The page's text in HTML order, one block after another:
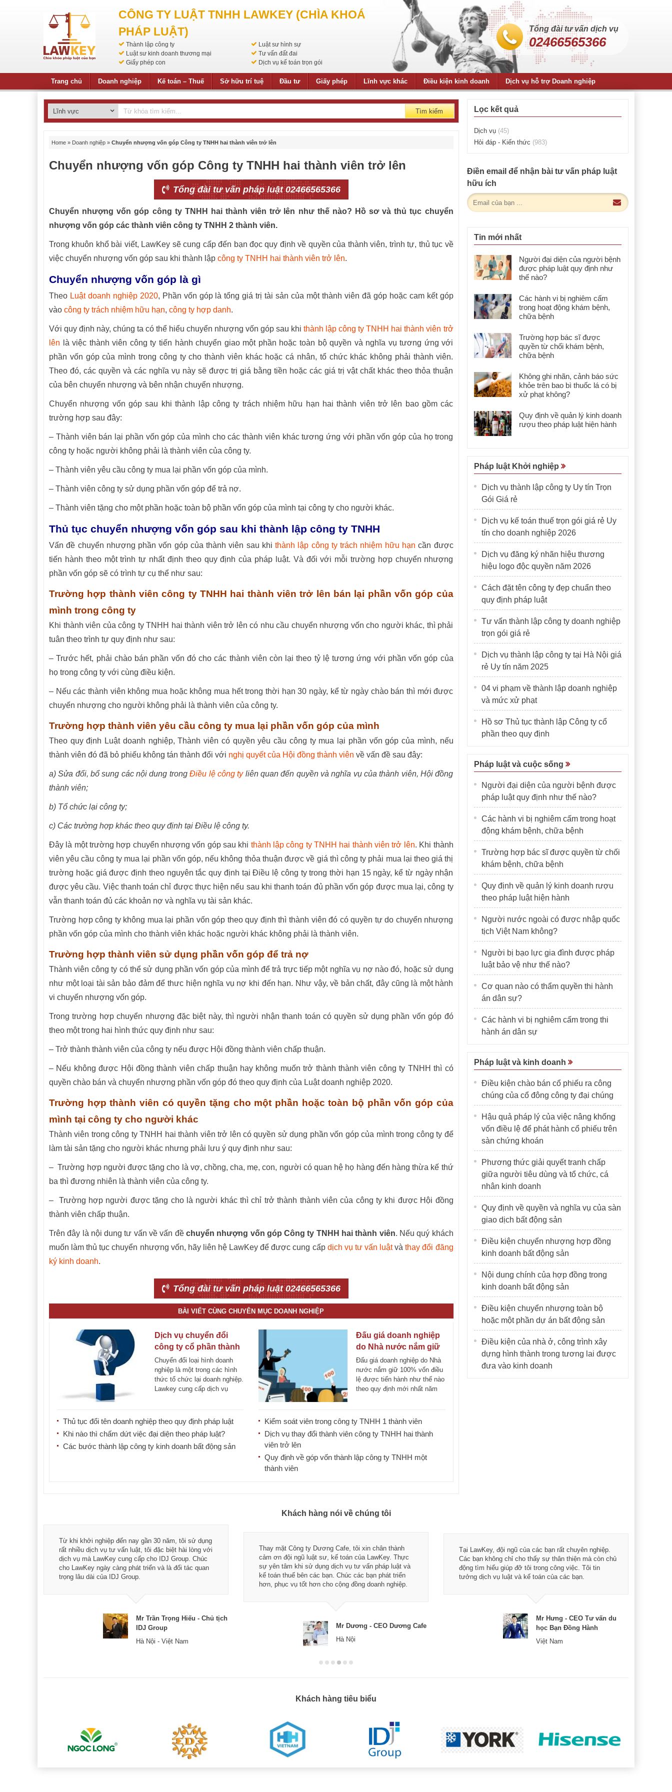
CÔNG TY LUẬT TNHH LAWKEY (CHÌA KHOÁ
PHÁP LUẬT)
Thành lập công ty
Luật sư hình sự
Luật sư kinh doanh thương mại
Tư vấn đất đai
Giấy phép con
Dịch vụ kế toán trọn gói
Tổng đài tư vấn dịch vụ
02466565366
Trang chủ Doanh nghiệp Kế toán – Thuế Sở hữu trí tuệ Đầu tư Giấy phép Lĩnh vực khác Điều kiện kinh doanh Dịch vụ hỗ trợ Doanh nghiệp
Tìm kiếm
Home » Doanh nghiệp » Chuyển nhượng vốn góp Công ty TNHH hai thành viên trở lên
Chuyển nhượng vốn góp Công ty TNHH hai thành viên trở lên
Tổng đài tư vấn pháp luật 02466565366
Chuyển nhượng vốn góp công ty TNHH hai thành viên trở lên như thế nào? Hồ sơ và thủ tục chuyển
nhượng vốn góp các thành viên công ty TNHH 2 thành viên.
Trong khuôn khổ bài viết, LawKey sẽ cung cấp đến bạn đọc quy định về quyền của thành viên, trình tự, thủ tục về
việc chuyển nhượng vốn góp sau khi thành lập công ty TNHH hai thành viên trở lên.
Chuyển nhượng vốn góp là gì
Theo Luật doanh nghiệp 2020, Phần vốn góp là tổng giá trị tài sản của một thành viên đã góp hoặc cam kết góp
vào công ty trách nhiệm hữu hạn, công ty hợp danh.
Với quy định này, chúng ta có thể hiểu chuyển nhượng vốn góp sau khithành lập công ty TNHH hai thành viên trở
lên là việc thành viên công ty tiến hành chuyển giao một phần hoặc toàn bộ quyền và nghĩa vụ tương ứng với
phần vốn góp của mình trong công ty cho thành viên khác hoặc cá nhân, tổ chức khác không phải thành viên.
Theo đó, các quyền và các nghĩa vụ này sẽ được trị giá bằng tiền hoặc các giá trị vật chất khác theo thỏa thuận
của bên chuyển nhượng và bên nhận chuyển nhượng.
Chuyển nhượng vốn góp sau khi thành lập công ty trách nhiệm hữu hạn hai thành viên trở lên bao gồm các
trường hợp sau đây:
– Thành viên bán lại phần vốn góp của mình cho các thành viên khác tương ứng với phần vốn góp của họ trong
công ty hoặc người không phải là thành viên của công ty.
– Thành viên yêu cầu công ty mua lại phần vốn góp của mình.
– Thành viên công ty sử dụng phần vốn góp để trả nợ.
– Thành viên tặng cho một phần hoặc toàn bộ phần vốn góp của mình tại công ty cho người khác.
Thủ tục chuyển nhượng vốn góp sau khi thành lập công ty TNHH
Vấn đề chuyển nhượng phần vốn góp của thành viên sau khithành lập công ty trách nhiệm hữu hạn cần được
tiến hành theo một trình tự nhất định theo quy định của pháp luật. Và đối với mỗi trường hợp chuyển nhượng
phần vốn góp sẽ có trình tự cụ thể như sau:
Trường hợp thành viên công ty TNHH hai thành viên trở lên bán lại phần vốn góp của
mình trong công ty
Khi thành viên của công ty TNHH hai thành viên trở lên có nhu cầu chuyển nhượng vốn cho người khác, thì phải
tuân theo trình tự quy định như sau:
– Trước hết, phải chào bán phần vốn đó cho các thành viên còn lại theo tỷ lệ tương ứng với phần vốn góp của
họ trong công ty với cùng điều kiện.
– Nếu các thành viên không mua hoặc không mua hết trong thời hạn 30 ngày, kể từ ngày chào bán thì mới được
chuyển nhượng cho người không phải là thành viên của công ty.
Trường hợp thành viên yêu cầu công ty mua lại phần vốn góp của mình
Theo quy định Luật doanh nghiệp, Thành viên có quyền yêu cầu công ty mua lại phần vốn góp của mình, nếu
thành viên đó đã bỏ phiếu không tán thành đối với nghị quyết của Hội đồng thành viên về vấn đề sau đây:
a) Sửa đổi, bổ sung các nội dung trongĐiều lệ công tyliên quan đến quyền và nghĩa vụ của thành viên, Hội đồng
thành viên;
b) Tổ chức lại công ty;
c) Các trường hợp khác theo quy định tại Điều lệ công ty.
Đây là một trường hợp chuyển nhượng vốn góp sau khi thành lập công ty TNHH hai thành viên trở lên. Khi thành
viên yêu cầu công ty mua lại phần vốn góp, nếu không thỏa thuận được về giá thì công ty phải mua lại theo giá thị
trường hoặc giá được định theo nguyên tắc quy định tại Điều lệ công ty trong thời hạn 15 ngày, kể từ ngày nhận
được yêu cầu. Việc thanh toán chỉ được thực hiện nếu sau khi thanh toán đủ phần vốn góp được mua lại, công ty
vẫn thanh toán đủ các khoản nợ và nghĩa vụ tài sản khác.
Trường hợp công ty không mua lại phần vốn góp theo quy định thì thành viên đó có quyền tự do chuyển nhượng
phần vốn góp của mình cho thành viên khác hoặc người khác không phải là thành viên.
Trường hợp thành viên sử dụng phần vốn góp để trả nợ
Thành viên công ty có thể sử dụng phần vốn góp của mình để trả trực tiếp một nghĩa vụ nợ nào đó, hoặc sử dụng
như một loại tài sản bảo đảm để thưc hiện nghĩa vụ nợ khi đến hạn. Như vậy, về bản chất, đây cũng là một hành
vi chuyển nhượng vốn góp.
Trong trường hợp chuyển nhượng đặc biệt này, thì người nhận thanh toán có quyền sử dụng phần vốn góp đó
theo một trong hai hình thức quy định như sau:
– Trở thành thành viên của công ty nếu được Hội đồng thành viên chấp thuận.
– Nếu không được Hội đồng thành viên chấp thuận hay không muốn trở thành thành viên công ty TNHH thì có
quyền chào bán và chuyển nhượng phần vốn góp đó theo quy định của Luật doanh nghiệp 2020.
Trường hợp thành viên có quyền tặng cho một phần hoặc toàn bộ phần vốn góp của
mình tại công ty cho người khác
Thành viên trong công ty TNHH hai thành viên trở lên có quyền sử dụng phần vốn góp của mình trong công ty để
làm tài sản tặng cho người khác nhưng phải lưu ý quy định như sau:
– Trường hợp người được tặng cho là vợ, chồng, cha, mẹ, con, người có quan hệ họ hàng đến hàng thừa kế thứ
ba thì đương nhiên là thành viên của công ty.
– Trường hợp người được tặng cho là người khác thì chỉ trở thành thành viên của công ty khi được Hội đồng
thành viên chấp thuận.
Trên đây là nội dung tư vấn về vấn đề chuyển nhượng vốn góp Công ty TNHH hai thành viên. Nếu quý khách
muốn làm thủ tục chuyển nhượng vốn, hãy liên hệ LawKey để được cung cấp dịch vụ tư vấn luậtvàthay đổi đăng
ký kinh doanh.
Tổng đài tư vấn pháp luật 02466565366
BÀI VIẾT CÙNG CHUYÊN MỤC DOANH NGHIỆP
Dịch vụ chuyển đổi
công ty cổ phần thành
công ty TNHH 1 thành
viên
Chuyển đổi loại hình doanh
nghiệp là một trong các hình
thức tổ chức lại doanh nghiệp.
Lawkey cung cấp dịch vụ
Thủ tục đổi tên doanh nghiệp theo quy định pháp luật
Khi nào thì chấm dứt việc đại diện theo pháp luật?
Các bước thành lập công ty kinh doanh bất động sản
Đấu giá doanh nghiệp
do Nhà nước nắm giữ
100% vốn điều lệ
Đấu giá doanh nghiệp do Nhà
nước nắm giữ 100% vốn điều
lệ được tiến hành như thế nào
theo quy định mới nhất năm
Kiểm soát viên trong công ty TNHH 1 thành viên
Dịch vụ thay đổi thành viên công ty TNHH hai thành
viên trở lên
Quy định về góp vốn thành lập công ty TNHH một
thành viên
Lọc kết quả
Dịch vụ (45)
Hỏi đáp - Kiến thức (983)
Điền email để nhận bài tư vấn pháp luật
hữu ích
Tin mới nhất
Người đại diện của người bệnh
được pháp luật quy định như
thế nào?
Các hành vi bị nghiêm cấm
trong hoạt động khám bệnh,
chữa bệnh
Trường hợp bác sĩ được
quyền từ chối khám bệnh,
chữa bệnh
Không ghi nhãn, cảnh báo sức
khỏe trên bao bì thuốc lá có bị
xử phạt không?
Quy định về quản lý kinh doanh
rượu theo pháp luật hiện hành
Pháp luật Khởi nghiệp
Dịch vụ thành lập công ty Uy tín Trọn
Gói Giá rẻ
Dịch vụ kế toán thuế trọn gói giá rẻ Uy
tín cho doanh nghiệp 2026
Dịch vụ đăng ký nhãn hiệu thương
hiệu logo độc quyền năm 2026
Cách đặt tên công ty đẹp chuẩn theo
quy định pháp luật
Tư vấn thành lập công ty doanh nghiệp
trọn gói giá rẻ
Dịch vụ thành lập công ty tại Hà Nội giá
rẻ Uy tín năm 2025
04 vi phạm về thành lập doanh nghiệp
và mức xử phạt
Hồ sơ Thủ tục thành lập Công ty cổ
phần theo quy định
Pháp luật và cuộc sống
Người đại diện của người bệnh được
pháp luật quy định như thế nào?
Các hành vi bị nghiêm cấm trong hoạt
động khám bệnh, chữa bệnh
Trường hợp bác sĩ được quyền từ chối
khám bệnh, chữa bệnh
Quy định về quản lý kinh doanh rượu
theo pháp luật hiện hành
Người nước ngoài có được nhập quốc
tịch Việt Nam không?
Người bị bạo lực gia đình được pháp
luật bảo vệ như thế nào?
Cơ quan nào có thẩm quyền thi hành
án dân sự?
Các hành vi bị nghiêm cấm trong thi
hành án dân sự
Pháp luật và kinh doanh
Điều kiện chào bán cổ phiếu ra công
chúng của cổ đông công ty đại chúng
Hậu quả pháp lý của việc nâng khống
vốn điều lệ để phát hành cổ phiếu trên
sàn chứng khoán
Phương thức giải quyết tranh chấp
giữa người tiêu dùng và tổ chức, cá
nhân kinh doanh
Quy định về quyền và nghĩa vụ của sàn
giao dịch bất động sản
Điều kiện chuyển nhượng hợp đồng
kinh doanh bất động sản
Nội dung chính của hợp đồng trong
kinh doanh bất động sản
Điều kiện chuyển nhượng toàn bộ
hoặc một phần dự án bất động sản
Điều kiện của nhà ở, công trình xây
dựng hình thành trong tương lai được
đưa vào kinh doanh
Khách hàng nói về chúng tôi
Từ khi khởi nghiệp đến nay gần 30 năm, tôi sử dụng
rất nhiều dịch vụ tư vấn luật, tôi đặc biệt hài lòng với
dịch vụ mà LawKey cung cấp cho IDJ Group. Chúc
cho LawKey ngày càng phát triển và là đối tác quan
trọng lâu dài của IDJ Group.
Mr Trần Trọng Hiếu - Chủ tịch
IDJ Group
Hà Nội - Việt Nam
Thay mặt Công ty Dương Cafe, tôi xin chân thành
cảm ơn đội ngũ luật sư, kế toán của LawKey. Thực
sự yên tâm khi sử dụng dịch vụ tư vấn pháp luật và
kế toán thuế bên các bạn. Chúc các bạn phát triển
hơn, phục vụ tốt hơn cho cộng đồng doanh nghiệp.
Mr Dương - CEO Dương Cafe
Hà Nội
Tại LawKey, đội ngũ của các bạn rất chuyên nghiệp.
Các bạn không chỉ cho thấy sự thân thiện mà còn chủ
động tìm hiểu giúp đỡ tôi trong công việc. Tôi tin
tưởng dịch vụ luật và kế toán của các bạn.
Mr Hưng - CEO Tư vấn du
học Bạn Đồng Hành
Việt Nam
Khách hàng tiêu biểu